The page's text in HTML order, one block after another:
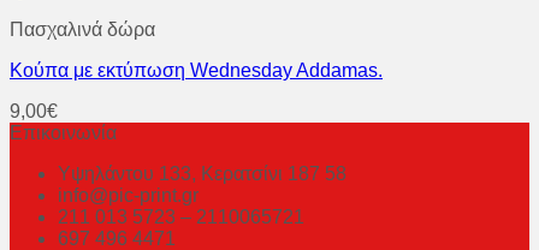
Πασχαλινά δώρα
Κούπα με εκτύπωση Wednesday Addamas.
9,00€
Επικοινωνία
Υψηλάντου 133, Κερατσίνι 187 58
info@pic-print.gr
211 013 5723 – 2110065721
697 496 4471